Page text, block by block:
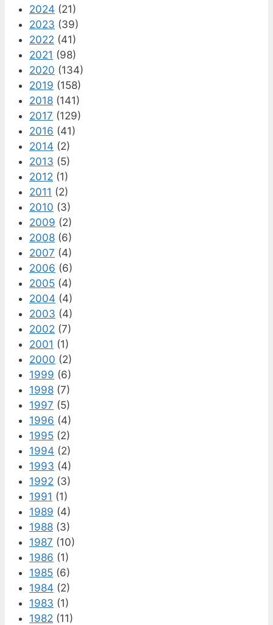
2024 (21)
2023 (39)
2022 (41)
2021 (98)
2020 (134)
2019 (158)
2018 (141)
2017 (129)
2016 (41)
2014 (2)
2013 (5)
2012 (1)
2011 (2)
2010 (3)
2009 (2)
2008 (6)
2007 (4)
2006 (6)
2005 (4)
2004 (4)
2003 (4)
2002 (7)
2001 (1)
2000 (2)
1999 (6)
1998 (7)
1997 (5)
1996 (4)
1995 (2)
1994 (2)
1993 (4)
1992 (3)
1991 (1)
1989 (4)
1988 (3)
1987 (10)
1986 (1)
1985 (6)
1984 (2)
1983 (1)
1982 (11)